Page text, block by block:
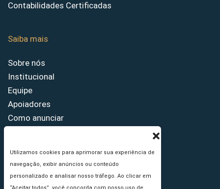
Utilizamos cookies para aprimorar sua experiência de
navegação, exibir anúncios ou conteúdo
personalizado e analisar nosso tráfego. Ao clicar em
Contabilidades Certificadas
Saiba mais
Sobre nós
Institucional
Equipe
Apoiadores
Como anunciar
Princípios Editoriais